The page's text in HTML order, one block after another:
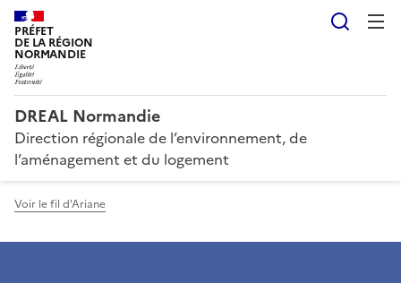
PRÉFET
DE LA RÉGION
NORMANDIE
DREAL Normandie
Direction régionale de l’environnement, de
l’aménagement et du logement
Voir le fil d'Ariane